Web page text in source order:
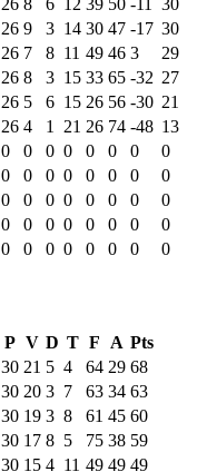
26 9 3 14 30 47 -17 30
26 7 8 11 49 46 3
29
26 8 3 15 33 65 -32 27
26 5 6 15 26 56 -30 21
26 4 1 21 26 74 -48 13
0 0 0 0 0 0 0
0
0 0 0 0 0 0 0
0
0 0 0 0 0 0 0
0
0 0 0 0 0 0 0
0
0 0 0 0 0 0 0 0
P V D T F A Pts
30 21 5 4 64 29 68
30 20 3 7 63 34 63
30 19 3 8 61 45 60
30 17 8 5 75 38 59
30 15 4 11 49 49 49